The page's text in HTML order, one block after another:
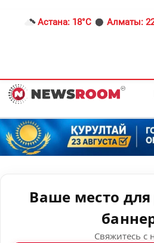
Астана: 18°C Алматы:
Ваше место
Свяжитесь с